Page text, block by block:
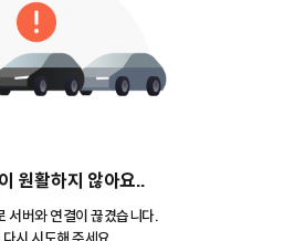
원활하지 않아요..
서버와 연결이 끊겼습니다.